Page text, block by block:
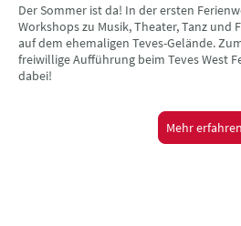
Der Sommer ist da! In der ersten
Workshops zu Musik, Theater, Tanz und
auf dem ehemaligen Teves-Gelände.
freiwillige Aufführung beim Teves West
dabei!
Mehr erfahren